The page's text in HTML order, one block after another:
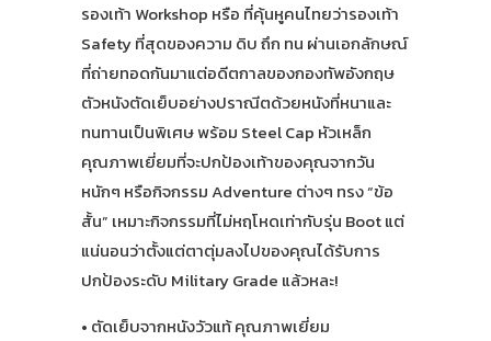
รองเท้า Workshop หรือ ที่คุ้นหูคนไทยว่ารองเท้า
Safety ที่สุดของความ ดิบ ถึก ทน ผ่านเอกลักษณ์
ที่ถ่ายทอดกันมาแต่อดีตกาลของกองทัพอังกฤษ
ตัวหนังตัดเย็บอย่างปราณีตด้วยหนังที่หนาและ
ทนทานเป็นพิเศษ พร้อม Steel Cap หัวเหล็ก
คุณภาพเยี่ยมที่จะปกป้องเท้าของคุณจากวัน
หนักๆ หรือกิจกรรม Adventure ต่างๆ ทรง “ข้อ
สั้น” เหมาะกิจกรรมที่ไม่หฤโหดเท่ากับรุ่น Boot แต่
แน่นอนว่าตั้งแต่ตาตุ่มลงไปของคุณได้รับการ
ปกป้องระดับ Military Grade แล้วหละ!
• ตัดเย็บจากหนังวัวแท้ คุณภาพเยี่ยม